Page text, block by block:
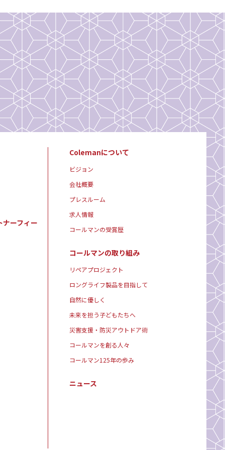
ーフィー
Colemanについて
ビジョン
会社概要
プレスルーム
求人情報
コールマンの受賞歴
コールマンの取り組み
リペアプロジェクト
ロングライフ製品を目指して
自然に優しく
未来を担う子どもたちへ
災害支援・防災アウトドア術
コールマンを創る人々
コールマン125年の歩み
ニュース